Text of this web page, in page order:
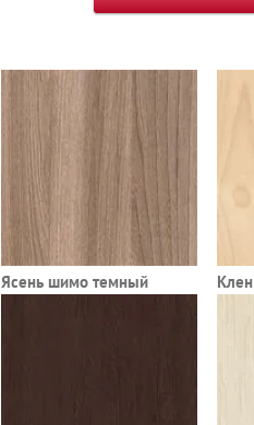
Ясень шимо темный Клен